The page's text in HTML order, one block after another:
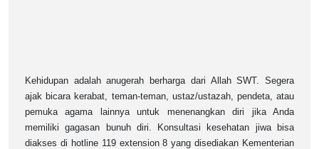
Kehidupan adalah anugerah berharga dari Allah SWT. Segera
ajak bicara kerabat, teman-teman, ustaz/ustazah, pendeta, atau
pemuka agama lainnya untuk menenangkan diri jika Anda
memiliki gagasan bunuh diri. Konsultasi kesehatan jiwa bisa
diakses di hotline 119 extension 8 yang disediakan Kementerian